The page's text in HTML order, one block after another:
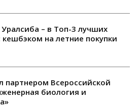
– в Топ-3 лучших
на летние покупки
партнером Всероссийской
биология и